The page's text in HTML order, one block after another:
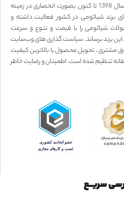
فروشگاه اینترنتی شیائومی ۳۶۰ از سال 1398 تا کنون بصورت انحصاری در زمینه
شیائومی در کشور فعالیت داشته و
شیائومی را با قیمت و تنوع و سرعت
برند برساند. سیاست گذاری های وب‌سایت
به حقوق مشتری ، تحویل محصول با بالاترین کیفیت
تنظیم شده است. اطمینان و رضایت خاطر
سریــع